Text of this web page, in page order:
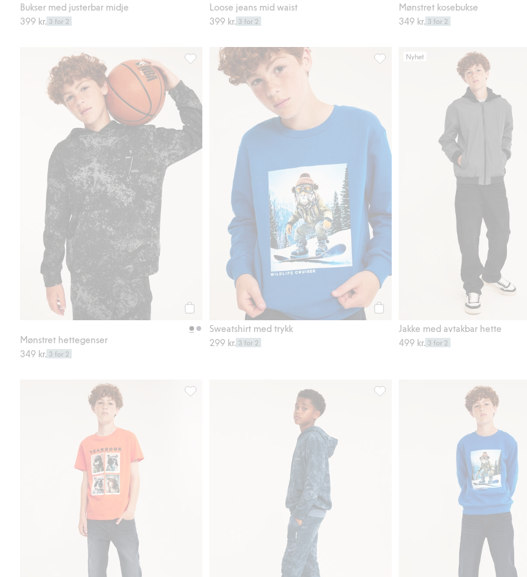
Bukser med justerbar midje
399 kr. 3 for 2
Loose jeans mid waist
399 kr. 3 for 2
Mønstret kosebukse
349 kr. 3 for 2
Mønstret hettegenser
349 kr. 3 for 2
Mønstret hettegenser, Legg til i favoriter
Sweatshirt med trykk
299 kr. 3 for 2
Sweatshirt med trykk, Legg til i favoriter
Nyhet
Jakke med avtakbar hette
499 kr. 3 for 2
Relaxed jeans jogger denim, Legg til i favoriter Mønstret kosebukse, Legg til i favoriter